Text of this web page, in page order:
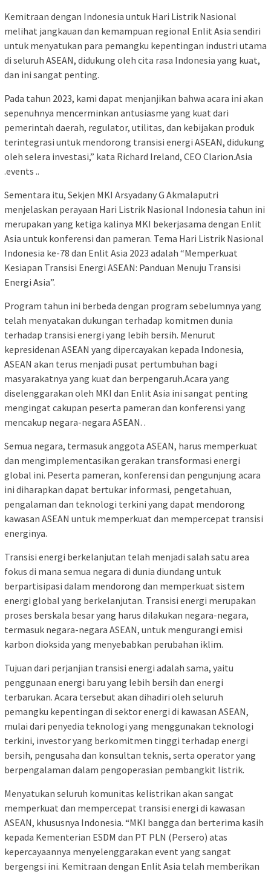
Kemitraan dengan Indonesia untuk Hari Listrik Nasional
melihat jangkauan dan kemampuan regional Enlit Asia sendiri
untuk menyatukan para pemangku kepentingan industri utama
di seluruh ASEAN, didukung oleh cita rasa Indonesia yang kuat,
dan ini sangat penting.
Pada tahun 2023, kami dapat menjanjikan bahwa acara ini akan
sepenuhnya mencerminkan antusiasme yang kuat dari
pemerintah daerah, regulator, utilitas, dan kebijakan produk
terintegrasi untuk mendorong transisi energi ASEAN, didukung
oleh selera investasi,” kata Richard Ireland, CEO Clarion.Asia
.events ..
Sementara itu, Sekjen MKI Arsyadany G Akmalaputri
menjelaskan perayaan Hari Listrik Nasional Indonesia tahun ini
merupakan yang ketiga kalinya MKI bekerjasama dengan Enlit
Asia untuk konferensi dan pameran. Tema Hari Listrik Nasional
Indonesia ke-78 dan Enlit Asia 2023 adalah “Memperkuat
Kesiapan Transisi Energi ASEAN: Panduan Menuju Transisi
Energi Asia”.
Program tahun ini berbeda dengan program sebelumnya yang
telah menyatakan dukungan terhadap komitmen dunia
terhadap transisi energi yang lebih bersih. Menurut
kepresidenan ASEAN yang dipercayakan kepada Indonesia,
ASEAN akan terus menjadi pusat pertumbuhan bagi
masyarakatnya yang kuat dan berpengaruh.Acara yang
diselenggarakan oleh MKI dan Enlit Asia ini sangat penting
mengingat cakupan peserta pameran dan konferensi yang
mencakup negara-negara ASEAN. .
Semua negara, termasuk anggota ASEAN, harus memperkuat
dan mengimplementasikan gerakan transformasi energi
global ini. Peserta pameran, konferensi dan pengunjung acara
ini diharapkan dapat bertukar informasi, pengetahuan,
pengalaman dan teknologi terkini yang dapat mendorong
kawasan ASEAN untuk memperkuat dan mempercepat transisi
energinya.
Transisi energi berkelanjutan telah menjadi salah satu area
fokus di mana semua negara di dunia diundang untuk
berpartisipasi dalam mendorong dan memperkuat sistem
energi global yang berkelanjutan. Transisi energi merupakan
proses berskala besar yang harus dilakukan negara-negara,
termasuk negara-negara ASEAN, untuk mengurangi emisi
karbon dioksida yang menyebabkan perubahan iklim.
Tujuan dari perjanjian transisi energi adalah sama, yaitu
penggunaan energi baru yang lebih bersih dan energi
terbarukan. Acara tersebut akan dihadiri oleh seluruh
pemangku kepentingan di sektor energi di kawasan ASEAN,
mulai dari penyedia teknologi yang menggunakan teknologi
terkini, investor yang berkomitmen tinggi terhadap energi
bersih, pengusaha dan konsultan teknis, serta operator yang
berpengalaman dalam pengoperasian pembangkit listrik.
Menyatukan seluruh komunitas kelistrikan akan sangat
memperkuat dan mempercepat transisi energi di kawasan
ASEAN, khususnya Indonesia. “MKI bangga dan berterima kasih
kepada Kementerian ESDM dan PT PLN (Persero) atas
kepercayaannya menyelenggarakan event yang sangat
bergengsi ini. Kemitraan dengan Enlit Asia telah memberikan